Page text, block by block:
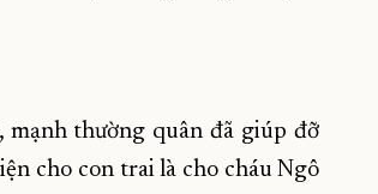
mạnh thường quân đã giúp đỡ
cho con trai là cho cháu Ngô